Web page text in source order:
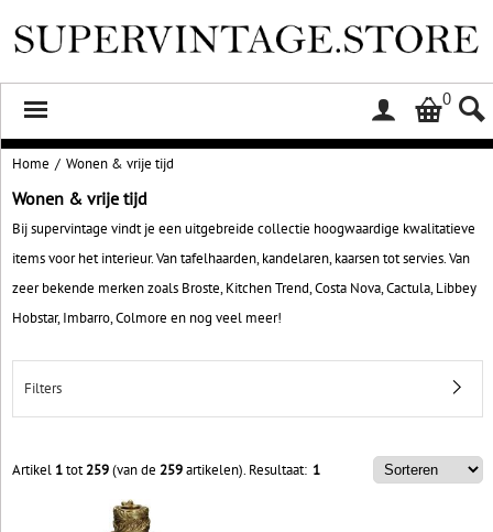
0
Home / Wonen & vrije tijd
Wonen & vrije tijd
Bij supervintage vindt je een uitgebreide collectie hoogwaardige kwalitatieve
items voor het interieur. Van tafelhaarden, kandelaren, kaarsen tot servies. Van
zeer bekende merken zoals Broste, Kitchen Trend, Costa Nova, Cactula, Libbey
Hobstar, Imbarro, Colmore en nog veel meer!
Filters
Artikel 1tot259(van de 259artikelen). Resultaat: 1